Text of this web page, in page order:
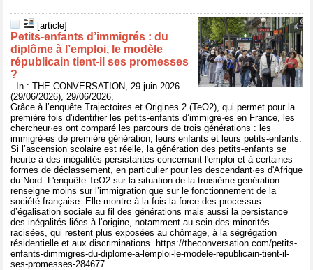
[article]
Petits‑enfants d’immigrés : du
diplôme à l’emploi, le modèle
républicain tient‑il ses promesses
?
- In : THE CONVERSATION, 29 juin 2026
(29/06/2026), 29/06/2026,
Grâce à l’enquête Trajectoires et Origines 2 (TeO2), qui permet pour la
première fois d’identifier les petits-enfants d’immigré·es en France, les
chercheur·es ont comparé les parcours de trois générations : les
immigré·es de première génération, leurs enfants et leurs petits-enfants.
Si l’ascension scolaire est réelle, la génération des petits-enfants se
heurte à des inégalités persistantes concernant l'emploi et à certaines
formes de déclassement, en particulier pour les descendant·es d'Afrique
du Nord. L'enquête TeO2 sur la situation de la troisième génération
renseigne moins sur l’immigration que sur le fonctionnement de la
société française. Elle montre à la fois la force des processus
d’égalisation sociale au fil des générations mais aussi la persistance
des inégalités liées à l’origine, notamment au sein des minorités
racisées, qui restent plus exposées au chômage, à la ségrégation
résidentielle et aux discriminations. https://theconversation.com/petits-
enfants-dimmigres-du-diplome-a-lemploi-le-modele-republicain-tient-il-
ses-promesses-284677